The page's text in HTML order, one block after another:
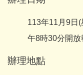
113年11月9日
午8時30分開放
辦理地點